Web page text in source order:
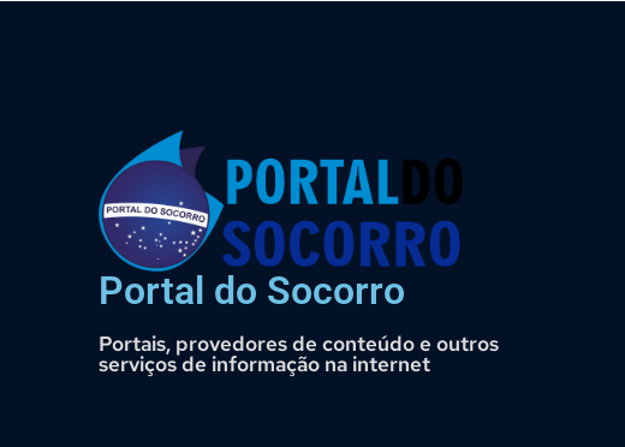
Portal do Socorro
Portais, provedores de conteúdo e outros
serviços de informação na internet